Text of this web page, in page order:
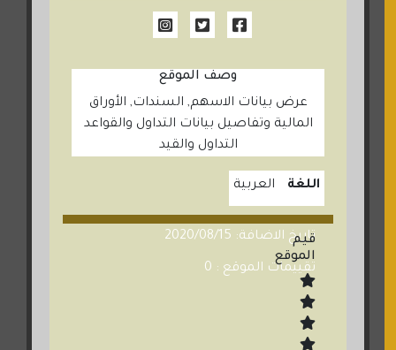
وصف الموقع
عرض بيانات الاسهم, السندات, الأوراق
المالية وتفاصيل بيانات التداول والقواعد
التداول والقيد
اللغة العربية
تاريخ الاضافة: 2020/08/15
تقييمات الموقع : 0
قيم
الموقع